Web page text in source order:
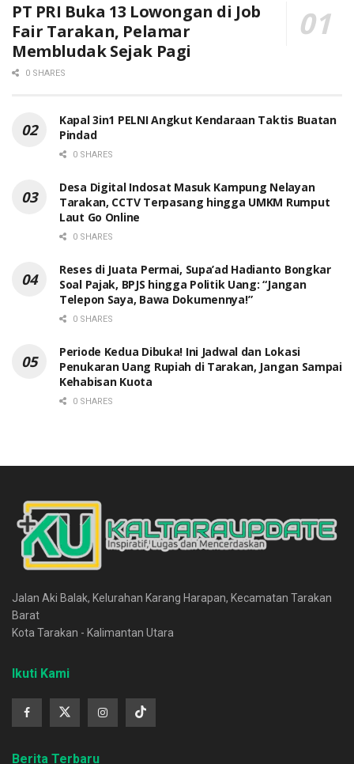
PT PRI Buka 13 Lowongan di Job
Fair Tarakan, Pelamar
Membludak Sejak Pagi
0 SHARES
Kapal 3in1 PELNI Angkut Kendaraan Taktis Buatan
Pindad
0 SHARES
Desa Digital Indosat Masuk Kampung Nelayan
Tarakan, CCTV Terpasang hingga UMKM Rumput
Laut Go Online
0 SHARES
Reses di Juata Permai, Supa’ad Hadianto Bongkar
Soal Pajak, BPJS hingga Politik Uang: “Jangan
Telepon Saya, Bawa Dokumennya!”
0 SHARES
Periode Kedua Dibuka! Ini Jadwal dan Lokasi
Penukaran Uang Rupiah di Tarakan, Jangan Sampai
Kehabisan Kuota
0 SHARES
Jalan Aki Balak, Kelurahan Karang Harapan, Kecamatan Tarakan
Barat
Kota Tarakan - Kalimantan Utara
Ikuti Kami
Berita Terbaru